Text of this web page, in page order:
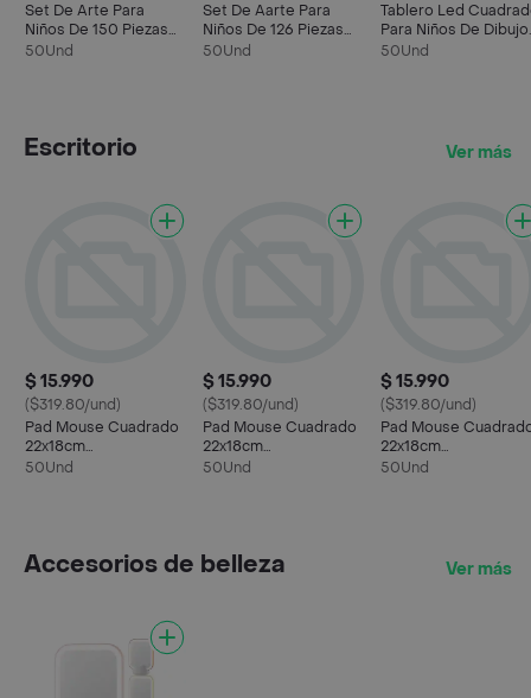
Set De Arte Para
Niños De 150 Piezas
Astronauta Azul
50Und
Set De Aarte Para
Niños De 126 Piezas
Astronauta Azul
50Und
Tablero Led
Para Niños De Dibujo
Azul
50Und
Escritorio Ver más
$ 15.990
($319.80/und)
Pad Mouse Cuadrado
22x18cm
Antideslizante Azul
50Und
$ 15.990
($319.80/und)
Pad Mouse Cuadrado
22x18cm
Antideslizante Rojo
50Und
$ 15.990
($319.80/und)
Pad Mouse
22x18cm
Antideslizante Verde
50Und
Accesorios de belleza Ver más